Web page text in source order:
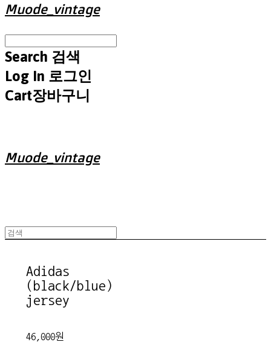
Muode_vintage
Search 검색
Log In 로그인
Cart장바구니
Muode_vintage
Adidas
(black/blue)
jersey
46,000원